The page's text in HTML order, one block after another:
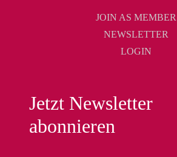
JOIN AS MEMBER
NEWSLETTER
LOGIN
Jetzt Newsletter
abonnieren